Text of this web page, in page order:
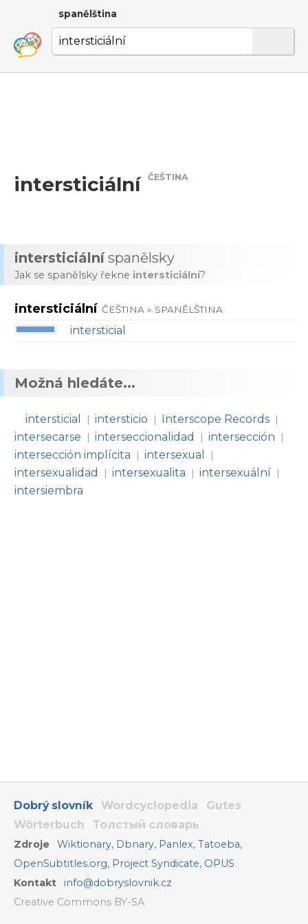
spanělština
intersticiální ČEŠTINA
intersticiálníspanělsky
Jak se spanělsky řekne intersticiální?
intersticiální ČEŠTINA » SPANĚLŠTINA
intersticial
Možná hledáte...
intersticial | intersticio | Interscope Records |
intersecarse | interseccionalidad | intersección |
intersección implícita | intersexual |
intersexualidad | intersexualita | intersexuální |
intersiembra
Dobrý slovník Wordcyclopedia
Gutes
Wörterbuch
Толстый словарь
Zdroje Wiktionary, Dbnary, Panlex,Tatoeba,
OpenSubtitles.org, Project Syndicate, OPUS
Kontakt
info@dobryslovnik.cz
Creative Commons BY-SA